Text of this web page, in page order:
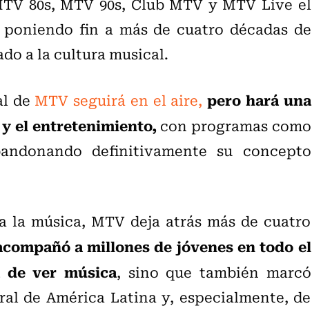
fin a más de cuatro décadas de
a la cultura musical.
de MTV seguirá en el aire, pero hará una
el entretenimiento,con programas como
definitivamente su concepto
música, MTV deja atrás más de cuatro
a millones de jóvenes en todo el
ver música, sino que también marcó
de América Latina y, especialmente, de